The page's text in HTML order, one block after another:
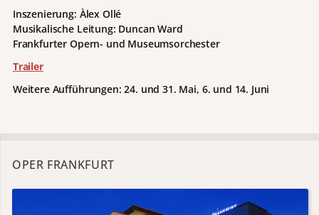
Inszenierung: Àlex Ollé
Musikalische Leitung: Duncan Ward
Frankfurter Opern- und Museumsorchester
Trailer
Weitere Aufführungen: 24. und 31. Mai, 6. und 14. Juni
OPER FRANKFURT